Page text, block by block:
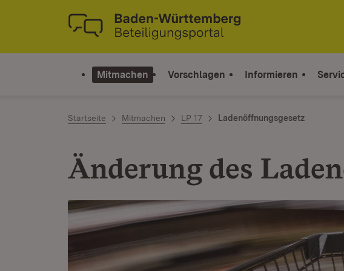
Zum Inhalt springen
Link zur Startseite
Mitmachen Vorschlagen Informieren
Startseite Mitmachen LP 17 Ladenöffnungsgesetz
Änderung des